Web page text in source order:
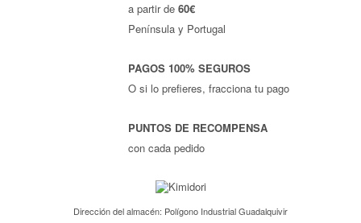
a partir de60€
Península y Portugal
PAGOS 100% SEGUROS
O si lo prefieres, fracciona tu pago
PUNTOS DE RECOMPENSA
con cada pedido
Dirección del almacén: Polígono Industrial Guadalquivir